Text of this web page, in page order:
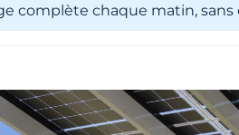
complète chaque matin, sans